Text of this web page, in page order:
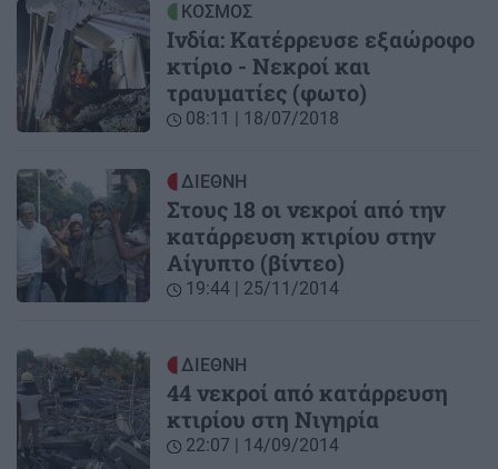
ΚΟΣΜΟΣ
Ινδία: Κατέρρευσε εξαώροφο
κτίριο - Νεκροί και
τραυματίες (φωτο)
08:11 | 18/07/2018
ΔΙΕΘΝΗ
Στους 18 οι νεκροί από την
κατάρρευση κτιρίου στην
Αίγυπτο (βίντεο)
19:44 | 25/11/2014
ΔΙΕΘΝΗ
44 νεκροί από κατάρρευση
κτιρίου στη Νιγηρία
22:07 | 14/09/2014